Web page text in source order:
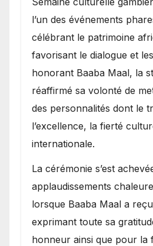
l’un des événements
célébrant le patrimoine
favorisant le dialogue et
honorant Baaba Maal, la
réaffirmé sa volonté de
des personnalités dont le
l’excellence, la fierté
internationale.
​La cérémonie s’est
applaudissements
lorsque Baaba Maal a
exprimant toute sa
honneur ainsi que pour la